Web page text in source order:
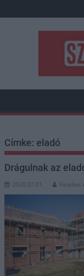
to
Címke: eladó
Drágulnak az
2026.07.01. Fazekas